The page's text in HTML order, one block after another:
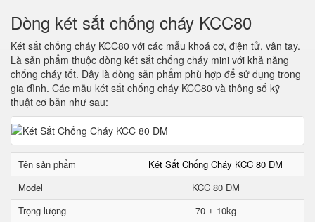
Dòng két sắt chống cháy KCC80
Két sắt chống cháy KCC80 với các mẫu khoá cơ, điện tử, vân tay.
Là sản phẩm thuộc dòng két sắt chống cháy mini với khả năng
chống cháy tốt. Đây là dòng sản phẩm phù hợp để sử dụng trong
gia đình. Các mẫu két sắt chống cháy KCC80 và thông số kỹ
thuật cơ bản như sau:
Tên sản phẩm
Két Sắt Chống Cháy KCC 80 DM
Model
KCC 80 DM
Trọng lượng
70 ± 10kg